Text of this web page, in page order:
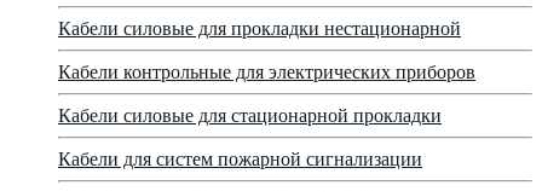
Кабели силовые для прокладки нестационарной
Кабели контрольные для электрических приборов
Кабели силовые для стационарной прокладки
Кабели для систем пожарной сигнализации